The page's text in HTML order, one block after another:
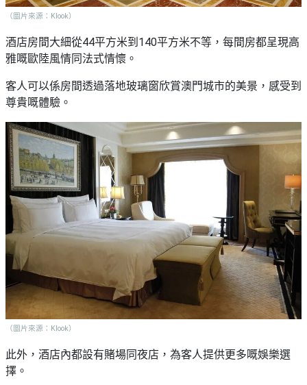
（圖片來源：Klook）
酒店房間大細從44平方米到140平方米不等，每間房都呈現高
雅嘅歐陸風情同法式情懷。
客人可以係房間透過落地玻璃窗欣賞澳門城市的美景，感受到
尊貴嘅體驗。
（圖片來源：Klook）
此外，酒店內都設有賭場同夜店，為客人提供更多嘅娛樂選
擇。